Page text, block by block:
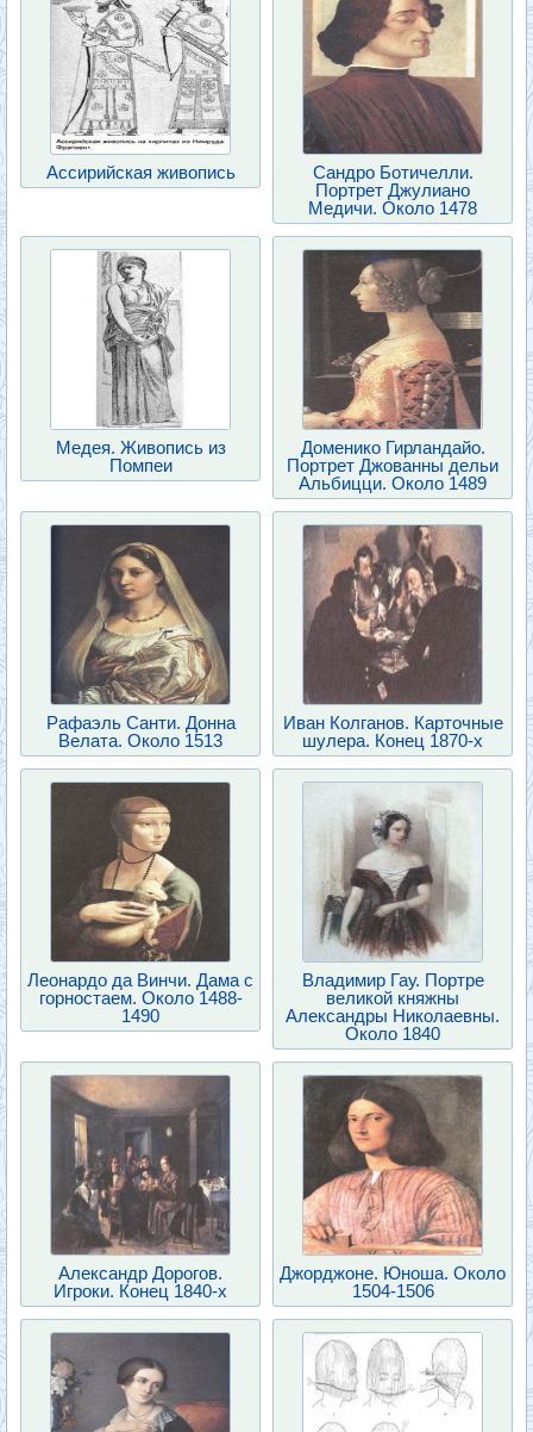
Ассирийская живопись
Сандро Ботичелли.
Портрет Джулиано
Медичи. Около 1478
Медея. Живопись из
Помпеи
Доменико Гирландайо.
Портрет Джованны дельи
Альбицци. Около 1489
Рафаэль Санти. Донна
Велата. Около 1513
Иван Колганов. Карточные
шулера. Конец 1870-х
Леонардо да Винчи. Дама с
горностаем. Около 1488-
1490
Владимир Гау. Портре
великой княжны
Александры Николаевны.
Около 1840
Александр Дорогов.
Игроки. Конец 1840-х
Джорджоне. Юноша. Около
1504-1506